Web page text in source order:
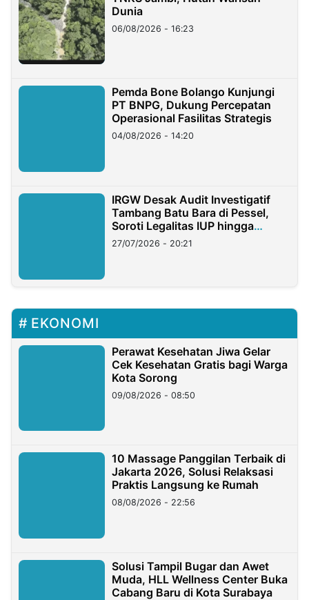
Dunia
06/08/2026 - 16:23
Pemda Bone Bolango Kunjungi
PT BNPG, Dukung Percepatan
Operasional Fasilitas Strategis
04/08/2026 - 14:20
IRGW Desak Audit Investigatif
Tambang Batu Bara di Pessel,
Soroti Legalitas IUP hingga
Stockpile
27/07/2026 - 20:21
EKONOMI
Perawat Kesehatan Jiwa Gelar
Cek Kesehatan Gratis bagi Warga
Kota Sorong
09/08/2026 - 08:50
10 Massage Panggilan Terbaik di
Jakarta 2026, Solusi Relaksasi
Praktis Langsung ke Rumah
08/08/2026 - 22:56
Solusi Tampil Bugar dan Awet
Muda, HLL Wellness Center Buka
Cabang Baru di Kota Surabaya